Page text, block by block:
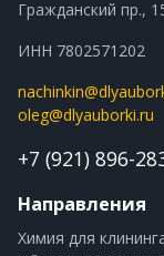
Гражданский пр.,
ИНН 7802571202
oleg@dlyauborki.ru
+7 (921) 896-
Направления
Химия для